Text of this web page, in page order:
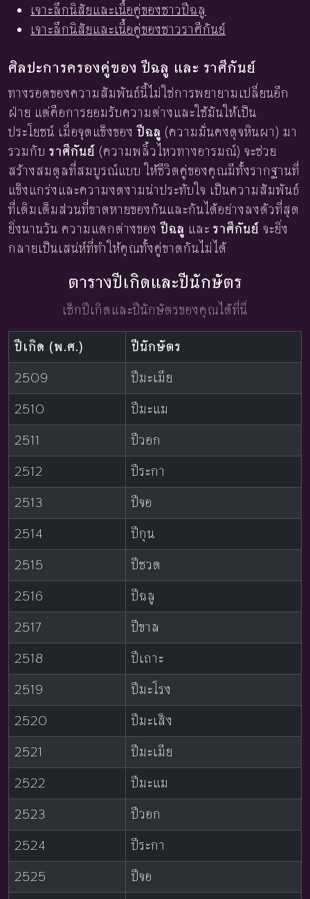
เจาะลึกนิสัยและเนื้อคู่ของชาวปีฉลู
เจาะลึกนิสัยและเนื้อคู่ของชาวราศีกันย์
ศิลปะการครองคู่ของ ปีฉลู และ ราศีกันย์
ทางรอดของความสัมพันธ์นี้ไม่ใช่การพยายามเปลี่ยนอีก
ฝ่าย แต่คือการยอมรับความต่างและใช้มันให้เป็น
ประโยชน์ เมื่อจุดแข็งของปีฉลู (ความมั่นคงดุจหินผา) มา
รวมกับ ราศีกันย์ (ความพลิ้วไหวทางอารมณ์) จะช่วย
สร้างสมดุลที่สมบูรณ์แบบ ให้ชีวิตคู่ของคุณมีทั้งรากฐานที่
แข็งแกร่งและความงดงามน่าประทับใจ เป็นความสัมพันธ์
ที่เติมเต็มส่วนที่ขาดหายของกันและกันได้อย่างลงตัวที่สุด
ยิ่งนานวัน ความแตกต่างของปีฉลู และ ราศีกันย์ จะยิ่ง
กลายเป็นเสน่ห์ที่ทำให้คุณทั้งคู่ขาดกันไม่ได้
ตารางปีเกิดและปีนักษัตร
เช็กปีเกิดและปีนักษัตรของคุณได้ที่นี่
ปีเกิด (พ.ศ.)
ปีนักษัตร
2509
ปีมะเมีย
2510
ปีมะแม
2511
ปีวอก
2512
ปีระกา
2513
ปีจอ
2514
ปีกุน
2515
ปีชวด
2516
ปีฉลู
2517
ปีขาล
2518
ปีเถาะ
2519
ปีมะโรง
2520
ปีมะเส็ง
2521
ปีมะเมีย
2522
ปีมะแม
2523
ปีวอก
2524
ปีระกา
2525
ปีจอ